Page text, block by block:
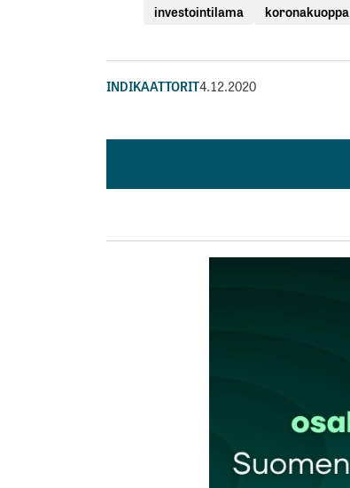
investointilama koronakuoppa
INDIKAATTORIT4.12.2020